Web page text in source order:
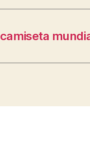
camiseta